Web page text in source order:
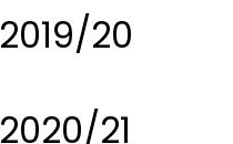
2019/20
2020/21